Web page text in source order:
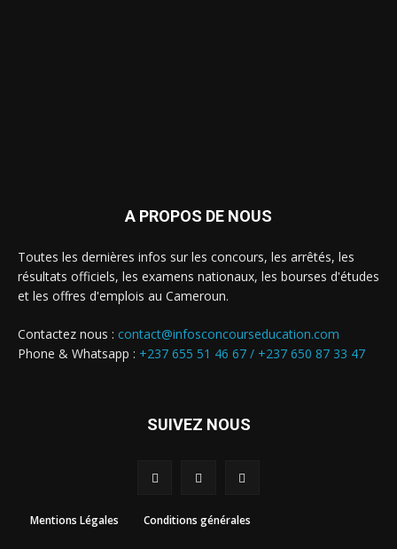
A PROPOS DE NOUS
Toutes les dernières infos sur les concours, les arrêtés, les
résultats officiels, les examens nationaux, les bourses d'études
et les offres d'emplois au Cameroun.
Contactez nous : contact@infosconcourseducation.com
Phone & Whatsapp : +237 655 51 46 67 / +237 650 87 33 47
SUIVEZ NOUS
Mentions Légales Conditions générales